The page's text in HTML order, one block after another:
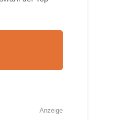
Anzeige